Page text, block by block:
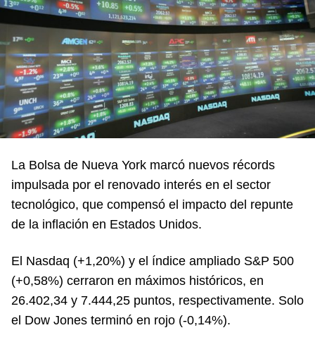
La Bolsa de Nueva York marcó nuevos récords
impulsada por el renovado interés en el sector
tecnológico, que compensó el impacto del repunte
de la inflación en Estados Unidos.
El Nasdaq (+1,20%) y el índice ampliado S&P 500
(+0,58%) cerraron en máximos históricos, en
26.402,34 y 7.444,25 puntos, respectivamente. Solo
el Dow Jones terminó en rojo (-0,14%).